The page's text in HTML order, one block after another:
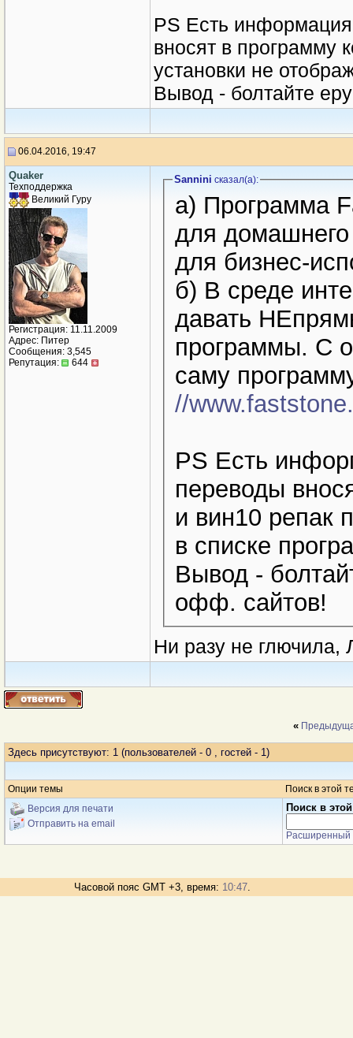
PS Есть
вносят в программу
установки не
Вывод - болтайте
06.04.2016, 19:47
Quaker
Техподдержка
Великий Гуру
Регистрация: 11.11.2009
Адрес: Питер
Сообщения: 3,545
Репутация:
644
Sannini сказал(a):
а) Программа
для домашнего
для бизнес-
б) В среде
давать
программы. С
саму
//
PS Есть
переводы
и вин10 репак
в списке
Вывод -
офф. сайтов!
Ни разу не
«
Здесь присутствуют: 1 (пользователей - 0 , гостей - 1)
Опции темы
Поиск в этой
Версия для печати
Отправить на email
Поиск в
Расширенный
Часовой пояс GMT +3, время: 10:47.